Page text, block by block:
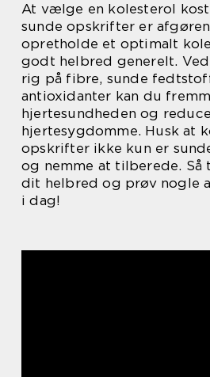
At vælge en kolesterol
sunde opskrifter er
opretholde et optimalt
godt helbred generelt.
rig på fibre, sunde
antioxidanter kan du
hjertesundheden og
hjertesygdomme. Husk at
opskrifter ikke kun er
og nemme at tilberede. Så
dit helbred og prøv nogle
i dag!